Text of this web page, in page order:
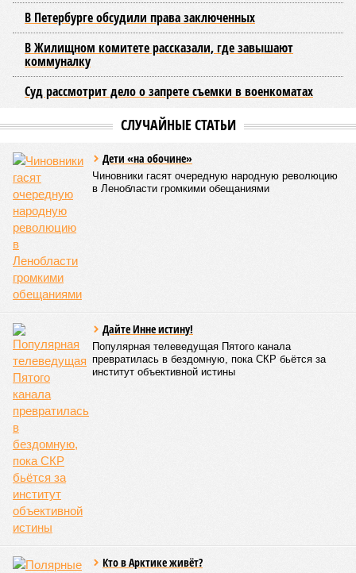
В Петербурге обсудили права заключенных
В Жилищном комитете рассказали, где завышают
коммуналку
Суд рассмотрит дело о запрете съемки в военкоматах
СЛУЧАЙНЫЕ СТАТЬИ
Дети «на обочине»
Чиновники гасят очередную народную революцию
в Ленобласти громкими обещаниями
Дайте Инне истину!
Популярная телеведущая Пятого канала
превратилась в бездомную, пока СКР бьётся за
институт объективной истины
Кто в Арктике живёт?